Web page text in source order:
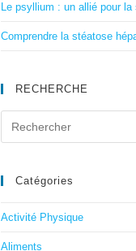
Le psyllium : un allié pour
Comprendre la stéatose
RECHERCHE
Catégories
Activité Physique
Aliments